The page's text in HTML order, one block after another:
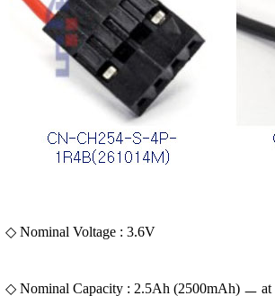
◇ Nominal Voltage : 3.6V
◇ Nominal Capacity : 2.5Ah (2500mAh) ㅡ